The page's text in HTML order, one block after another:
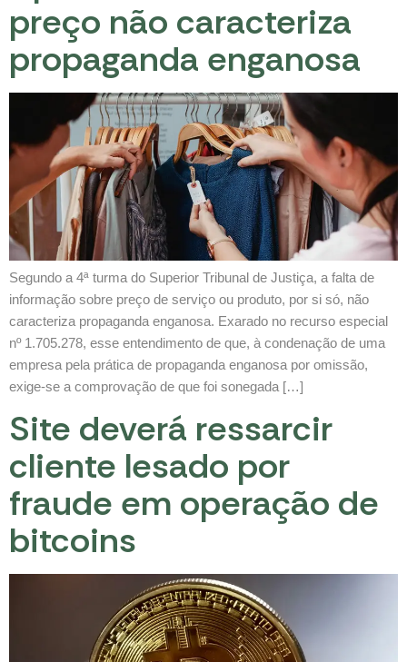
preço não caracteriza
propaganda enganosa
Segundo a 4ª turma do Superior Tribunal de Justiça, a falta de
informação sobre preço de serviço ou produto, por si só, não
caracteriza propaganda enganosa. Exarado no recurso especial
nº 1.705.278, esse entendimento de que, à condenação de uma
empresa pela prática de propaganda enganosa por omissão,
exige-se a comprovação de que foi sonegada […]
Site deverá ressarcir
cliente lesado por
fraude em operação de
bitcoins